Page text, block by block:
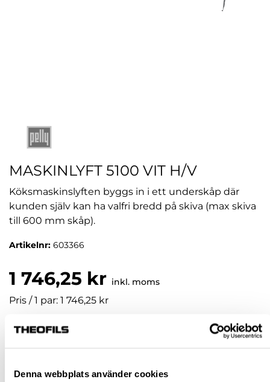
Denna webbplats använder cookies
MASKINLYFT 5100 VIT H/V
Köksmaskinslyften byggs in i ett underskåp där
kunden själv kan ha valfri bredd på skiva (max skiva
till 600 mm skåp).
Artikelnr: 603366
1 746,25 kr inkl. moms
Pris / 1 par: 1 746,25 kr
par